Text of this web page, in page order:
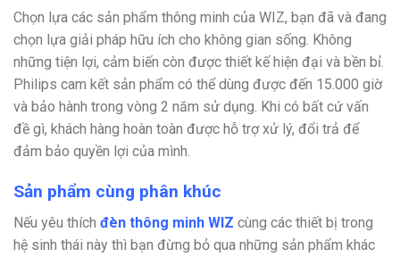
Chọn lựa các sản phẩm thông minh của WIZ, bạn đã và đang
chọn lựa giải pháp hữu ích cho không gian sống. Không
những tiện lợi, cảm biến còn được thiết kế hiện đại và bền bỉ.
Philips cam kết sản phẩm có thể dùng được đến 15.000 giờ
và bảo hành trong vòng 2 năm sử dụng. Khi có bất cứ vấn
đề gì, khách hàng hoàn toàn được hỗ trợ xử lý, đổi trả để
đảm bảo quyền lợi của mình.
Sản phẩm cùng phân khúc
Nếu yêu thích đèn thông minh WIZ cùng các thiết bị trong
hệ sinh thái này thì bạn đừng bỏ qua những sản phẩm khác